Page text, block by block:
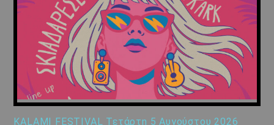
KALAMI FESTIVAL Τετάρτη 5 Αυγούστου 2026